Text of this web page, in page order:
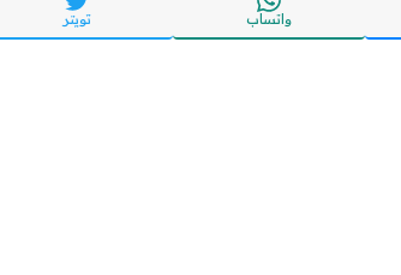
واتساب تويتر